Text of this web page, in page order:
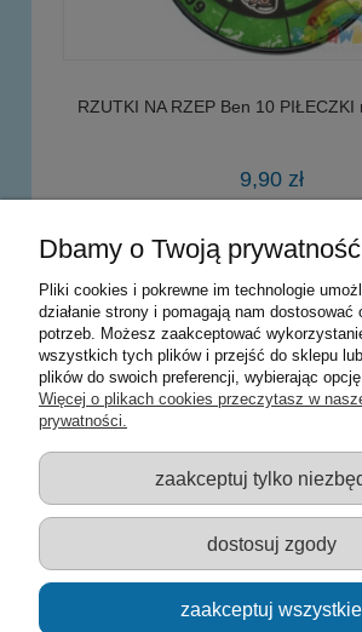
RZUTKI NA RZEP Ben 10 PIŁECZKI
9,90 zł
do koszyka
Warunki zakupów
Moje konto
Informacje o sklepie
Sklep z zabawkami Łódź :: Hurownia
edukacyjne :: Zestawy artystyczne ::
:: Zabawkownia :: zabawki dla dzieci :: Lalki
szkolne ::
Dbamy o Twoją prywatność
Pliki cookies i pokrewne im technologie
działanie strony i pomagają nam dostosować
potrzeb. Możesz zaakceptować
wszystkich tych plików i przejść do sklepu
plików do swoich preferencji, wybierając
Więcej o plikach cookies przeczytasz w
prywatności.
zaakceptuj tylko
dostosuj zgody
zaakceptuj wszystkie